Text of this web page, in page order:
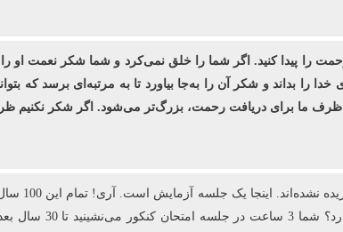
را پیدا کنید. اگر شما را خلق نمی‌کرد و شما شکر نعمت او
را بداند و شکر آن را به‌جا بیاورد تا به مرتبه‌ای برسد
و ظرف ما برای دریافت رحمت، بزرگ‌تر می‌شود. اگر شکر نکنیم